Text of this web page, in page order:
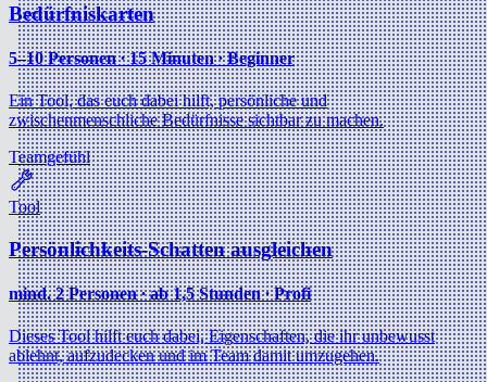
Bedürfniskarten
5–10 Personen ∙ 15 Minuten ∙ Beginner
Ein Tool, das euch dabei hilft, persönliche und
zwischenmenschliche Bedürfnisse sichtbar zu machen.
Teamgefühl
Tool
Persönlichkeits-Schatten ausgleichen
mind. 2 Personen ∙ ab 1,5 Stunden ∙ Profi
Dieses Tool hilft euch dabei, Eigenschaften, die ihr unbewusst
ablehnt, aufzudecken und im Team damit umzugehen.